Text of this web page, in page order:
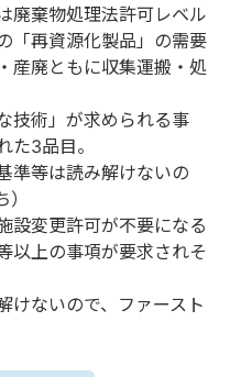
廃棄物処理法許可レベル
「再資源化製品」の需要
産廃ともに収集運搬・処
技術」が求められる事
た3品目。
準等は読み解けないの
設変更許可が不要になる
以上の事項が要求されそ
けないので、ファースト